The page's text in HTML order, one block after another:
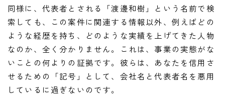
同様に、代表者とされる「渡邊和樹」という名前で検
索しても、この案件に関連する情報以外、例えばどの
ような経歴を持ち、どのような実績を上げてきた人物
なのか、全く分かりません。これは、事業の実態がな
いことの何よりの証拠です。彼らは、あなたを信用さ
せるための「記号」として、会社名と代表者名を悪用
しているに過ぎないのです。